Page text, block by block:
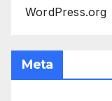
WordPress.org
Meta